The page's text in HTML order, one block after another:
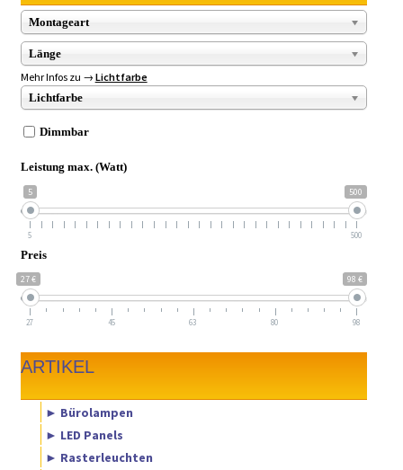
Montageart
Länge
Mehr Infos zu → Lichtfarbe
Lichtfarbe
Dimmbar
Leistung max. (Watt)
5 500
5 500
Preis
27 € 98 €
27 45 63 80 98
ARTIKEL
► Bürolampen
► LED Panels
► Rasterleuchten